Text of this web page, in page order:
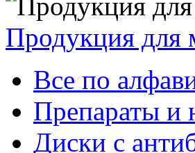
Продукция для
Все по
Препараты и
Диски с